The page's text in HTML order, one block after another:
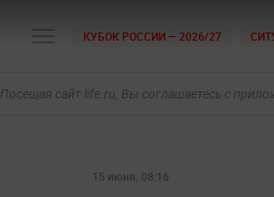
КУБОК РОССИИ — 2026/27
Посещая сайт life.ru, Вы соглашаетесь с
15 июня, 08:16